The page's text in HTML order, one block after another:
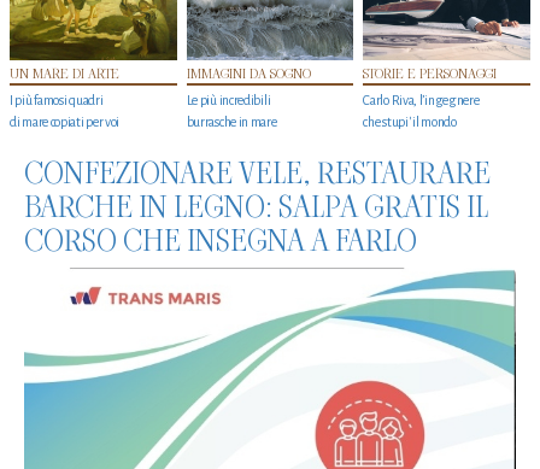
UN MARE DI ARTE
I più famosi quadri
di mare copiati per voi
IMMAGINI DA SOGNO
Le più incredibili
burrasche in mare
STORIE E PERSONAGGI
Carlo Riva, l’ingegnere
che stupi' il mondo
CONFEZIONARE VELE, RESTAURARE
BARCHE IN LEGNO: SALPA GRATIS IL
CORSO CHE INSEGNA A FARLO